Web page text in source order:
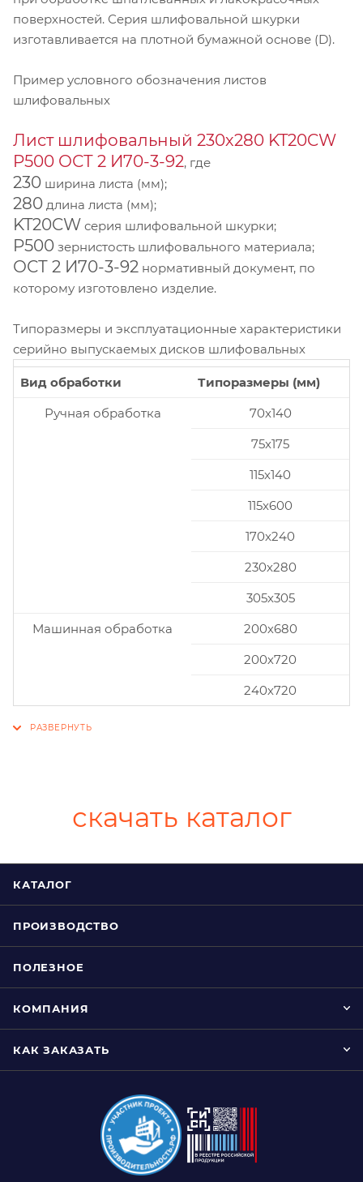
поверхностей. Серия шлифовальной шкурки
изготавливается на плотной бумажной основе (D).
Пример условного обозначения листов
шлифовальных
Лист шлифовальный 230х280 KT20CW
P500 ОСТ 2 И70-3-92, где
230 ширина листа (мм);
280 длина листа (мм);
KT20CW серия шлифовальной шкурки;
P500 зернистость шлифовального материала;
ОСТ 2 И70-3-92 нормативный документ, по
которому изготовлено изделие.
Типоразмеры и эксплуатационные характеристики
серийно выпускаемых дисков шлифовальных
Вид обработки
Типоразмеры (мм)
Ручная обработка
70x140
75x175
115x140
115x600
170x240
230x280
305x305
Машинная обработка
200х680
200х720
240х720
скачать каталог
КАТАЛОГ
ПРОИЗВОДСТВО
ПОЛЕЗНОЕ
КОМПАНИЯ
КАК ЗАКАЗАТЬ